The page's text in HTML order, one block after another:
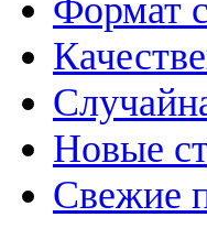
Формат
Новые
Свежие